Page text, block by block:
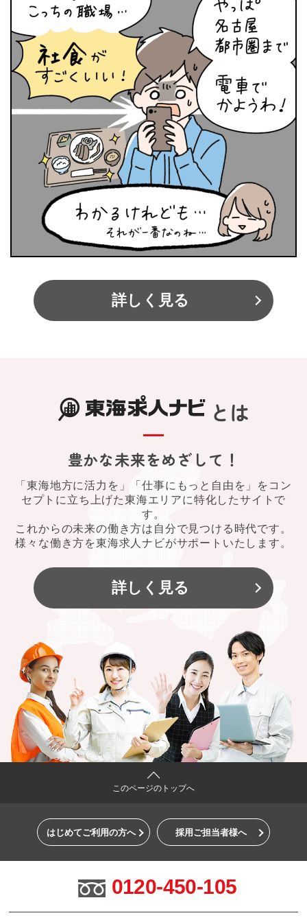
詳しく見る
とは
豊かな未来をめざして！
「東海地方に活力を」「仕事にもっと自由を」をコン
セプトに立ち上げた東海エリアに特化したサイトで
す。
これからの未来の働き方は自分で見つける時代です。
様々な働き方を東海求人ナビがサポートいたします。
詳しく見る
このページのトップへ
はじめてご利用の方へ 採用ご担当者様へ
0120-450-105